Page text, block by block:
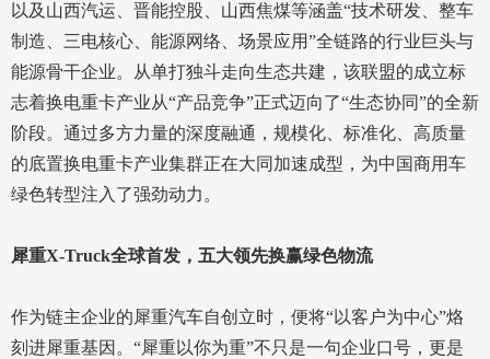
以及山西汽运、晋能控股、山西焦煤等涵盖“技术研发、整车
制造、三电核心、能源网络、场景应用”全链路的行业巨头与
能源骨干企业。从单打独斗走向生态共建，该联盟的成立标
志着换电重卡产业从“产品竞争”正式迈向了“生态协同”的全新
阶段。通过多方力量的深度融通，规模化、标准化、高质量
的底置换电重卡产业集群正在大同加速成型，为中国商用车
绿色转型注入了强劲动力。
犀重X-Truck全球首发，五大领先换赢绿色物流
作为链主企业的犀重汽车自创立时，便将“以客户为中心”烙
刻进犀重基因。“犀重以你为重”不只是一句企业口号，更是